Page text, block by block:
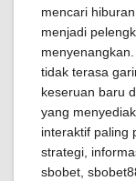
mencari
menjadi
tidak terasa
keseruan baru
yang
interaktif paling
strategi,
sbobet,